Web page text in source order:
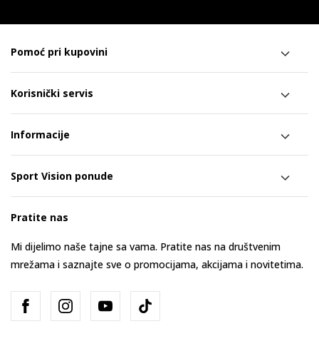
Pomoć pri kupovini
Korisnički servis
Informacije
Sport Vision ponude
Pratite nas
Mi dijelimo naše tajne sa vama. Pratite nas na društvenim
mrežama i saznajte sve o promocijama, akcijama i novitetima.